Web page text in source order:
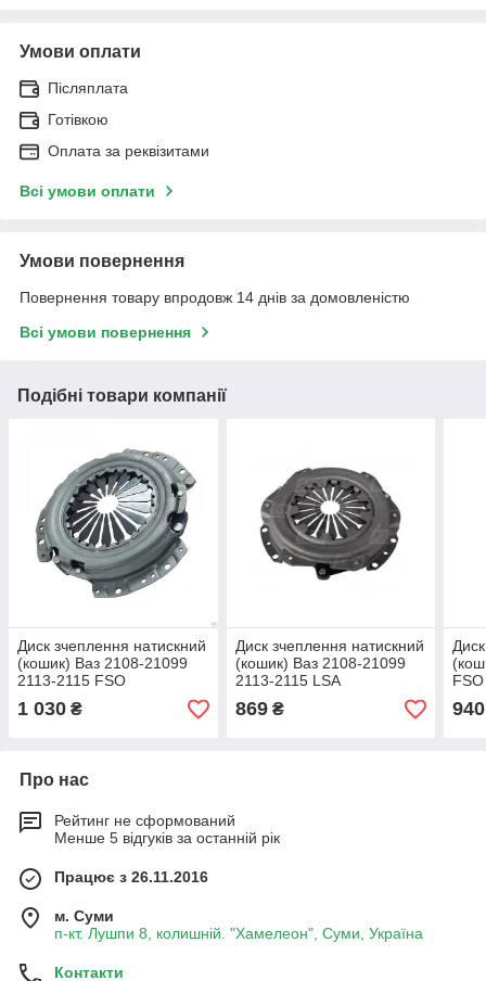
Умови оплати
Післяплата
Готівкою
Оплата за реквізитами
Всі умови оплати
Умови повернення
Повернення товару впродовж 14 днів за домовленістю
Всі умови повернення
Подібні товари компанії
Диск зчеплення натискний
(кошик) Ваз 2108-21099
2113-2115 FSO
1 030 ₴
Диск зчеплення натискний
(кошик) Ваз 2108-21099
2113-2115 LSA
869₴
FSO
940
Про нас
Рейтинг не сформований
Менше 5 відгуків за останній рік
Працює з 26.11.2016
м. Суми
п-кт. Лушпи 8, колишній. "Хамелеон", Суми, Україна
Контакти